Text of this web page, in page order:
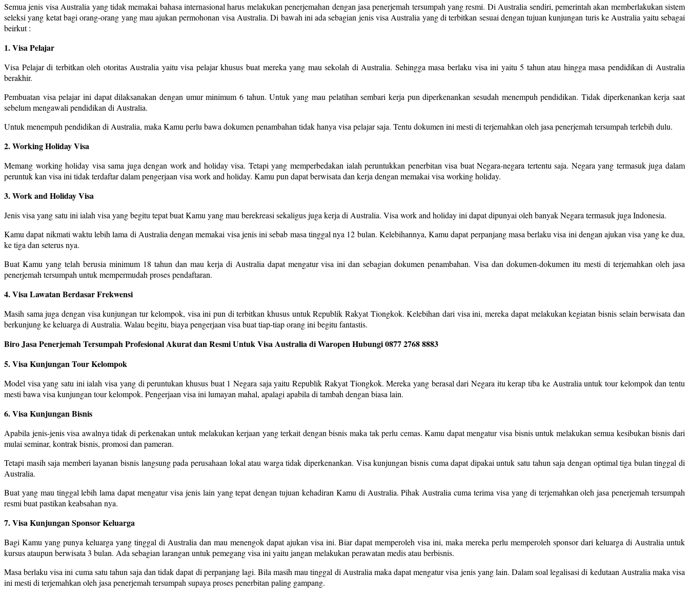
Semua jenis visa Australia yang tidak memakai bahasa internasional harus melakukan penerjemahan dengan jasa penerjemah tersumpah yang resmi. Di Australia sendiri, pemerintah akan memberlakukan sistem
seleksi yang ketat bagi orang-orang yang mau ajukan permohonan visa Australia. Di bawah ini ada sebagian jenis visa Australia yang di terbitkan sesuai dengan tujuan kunjungan turis ke Australia yaitu sebagai
beirkut :
1. Visa Pelajar
Visa Pelajar di terbitkan oleh otoritas Australia yaitu visa pelajar khusus buat mereka yang mau sekolah di Australia. Sehingga masa berlaku visa ini yaitu 5 tahun atau hingga masa pendidikan di Australia
berakhir.
Pembuatan visa pelajar ini dapat dilaksanakan dengan umur minimum 6 tahun. Untuk yang mau pelatihan sembari kerja pun diperkenankan sesudah menempuh pendidikan. Tidak diperkenankan kerja saat
sebelum mengawali pendidikan di Australia.
Untuk menempuh pendidikan di Australia, maka Kamu perlu bawa dokumen penambahan tidak hanya visa pelajar saja. Tentu dokumen ini mesti di terjemahkan oleh jasa penerjemah tersumpah terlebih dulu.
2. Working Holiday Visa
Memang working holiday visa sama juga dengan work and holiday visa. Tetapi yang memperbedakan ialah peruntukkan penerbitan visa buat Negara-negara tertentu saja. Negara yang termasuk juga dalam
peruntuk kan visa ini tidak terdaftar dalam pengerjaan visa work and holiday. Kamu pun dapat berwisata dan kerja dengan memakai visa working holiday.
3. Work and Holiday Visa
Jenis visa yang satu ini ialah visa yang begitu tepat buat Kamu yang mau berekreasi sekaligus juga kerja di Australia. Visa work and holiday ini dapat dipunyai oleh banyak Negara termasuk juga Indonesia.
Kamu dapat nikmati waktu lebih lama di Australia dengan memakai visa jenis ini sebab masa tinggal nya 12 bulan. Kelebihannya, Kamu dapat perpanjang masa berlaku visa ini dengan ajukan visa yang ke dua,
ke tiga dan seterus nya.
Buat Kamu yang telah berusia minimum 18 tahun dan mau kerja di Australia dapat mengatur visa ini dan sebagian dokumen penambahan. Visa dan dokumen-dokumen itu mesti di terjemahkan oleh jasa
penerjemah tersumpah untuk mempermudah proses pendaftaran.
4. Visa Lawatan Berdasar Frekwensi
Masih sama juga dengan visa kunjungan tur kelompok, visa ini pun di terbitkan khusus untuk Republik Rakyat Tiongkok. Kelebihan dari visa ini, mereka dapat melakukan kegiatan bisnis selain berwisata dan
berkunjung ke keluarga di Australia. Walau begitu, biaya pengerjaan visa buat tiap-tiap orang ini begitu fantastis.
Biro Jasa Penerjemah Tersumpah Profesional Akurat dan Resmi Untuk Visa Australia di Waropen Hubungi 0877 2768 8883
5. Visa Kunjungan Tour Kelompok
Model visa yang satu ini ialah visa yang di peruntukan khusus buat 1 Negara saja yaitu Republik Rakyat Tiongkok. Mereka yang berasal dari Negara itu kerap tiba ke Australia untuk tour kelompok dan tentu
mesti bawa visa kunjungan tour kelompok. Pengerjaan visa ini lumayan mahal, apalagi apabila di tambah dengan biasa lain.
6. Visa Kunjungan Bisnis
Apabila jenis-jenis visa awalnya tidak di perkenakan untuk melakukan kerjaan yang terkait dengan bisnis maka tak perlu cemas. Kamu dapat mengatur visa bisnis untuk melakukan semua kesibukan bisnis dari
mulai seminar, kontrak bisnis, promosi dan pameran.
Tetapi masih saja memberi layanan bisnis langsung pada perusahaan lokal atau warga tidak diperkenankan. Visa kunjungan bisnis cuma dapat dipakai untuk satu tahun saja dengan optimal tiga bulan tinggal di
Australia.
Buat yang mau tinggal lebih lama dapat mengatur visa jenis lain yang tepat dengan tujuan kehadiran Kamu di Australia. Pihak Australia cuma terima visa yang di terjemahkan oleh jasa penerjemah tersumpah
resmi buat pastikan keabsahan nya.
7. Visa Kunjungan Sponsor Keluarga
Bagi Kamu yang punya keluarga yang tinggal di Australia dan mau menengok dapat ajukan visa ini. Biar dapat memperoleh visa ini, maka mereka perlu memperoleh sponsor dari keluarga di Australia untuk
kursus ataupun berwisata 3 bulan. Ada sebagian larangan untuk pemegang visa ini yaitu jangan melakukan perawatan medis atau berbisnis.
Masa berlaku visa ini cuma satu tahun saja dan tidak dapat di perpanjang lagi. Bila masih mau tinggal di Australia maka dapat mengatur visa jenis yang lain. Dalam soal legalisasi di kedutaan Australia maka visa
ini mesti di terjemahkan oleh jasa penerjemah tersumpah supaya proses penerbitan paling gampang.